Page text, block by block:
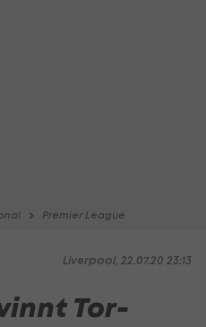
Premier League
Liverpool, 22.07.20 23:13
Tor-